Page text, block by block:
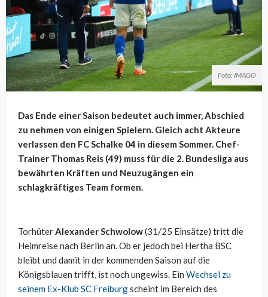
Foto: IMAGO
Das Ende einer Saison bedeutet auch immer, Abschied
zu nehmen von einigen Spielern. Gleich acht Akteure
verlassen den FC Schalke 04 in diesem Sommer. Chef-
Trainer Thomas Reis (49) muss für die 2. Bundesliga aus
bewährten Kräften und Neuzugängen ein
schlagkräftiges Team formen.
TorhüterAlexander Schwolow(31/25 Einsätze) tritt die
Heimreise nach Berlin an. Ob er jedoch bei Hertha BSC
bleibt und damit in der kommenden Saison auf die
Königsblauen trifft, ist noch ungewiss. Ein Wechsel zu
seinem Ex-Klub SC Freiburgscheint im Bereich des